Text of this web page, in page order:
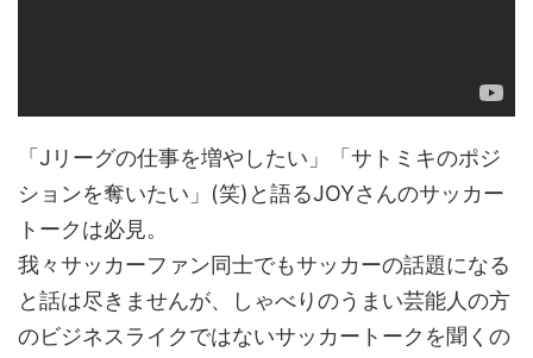
「Jリーグの仕事を増やしたい」「サトミキのポジ
ションを奪いたい」(笑)と語るJOYさんのサッカー
トークは必見。
我々サッカーファン同士でもサッカーの話題になる
と話は尽きませんが、しゃべりのうまい芸能人の方
のビジネスライクではないサッカートークを聞くの